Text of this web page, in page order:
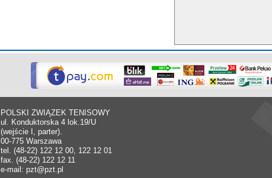
POLSKI ZWIĄZEK TENISOWY
ul. Konduktorska 4 lok.19/U
(wejście I, parter).
00-775 Warszawa
tel. (48-22) 122 12 00, 122 12 01
fax. (48-22) 122 12 11
e-mail: pzt@pzt.pl